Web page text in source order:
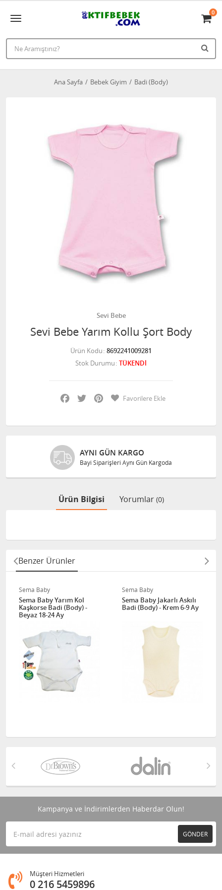
0
Ana Sayfa Bebek Giyim Badi (Body)
Sevi Bebe
Sevi Bebe Yarım Kollu Şort Body
Ürün Kodu 8692241009281
Stok Durumu TÜKENDİ
Facebook
Twitter PinterestFavorilere Ekle
AYNI GÜN KARGO
Bayi Siparişleri Aynı Gün Kargoda
Ürün Bilgisi Yorumlar (0)
Benzer Ürünler
Sema Baby
Sema Baby Yarım Kol
Kaşkorse Badi (Body) -
Beyaz 18-24 Ay
Sema Baby
Sema Baby Jakarlı Askılı
Badi (Body) - Krem 6-9 Ay
Kampanya ve İndirimlerden Haberdar Olun!
GÖNDER
Müşteri Hizmetleri
0 216 5459896